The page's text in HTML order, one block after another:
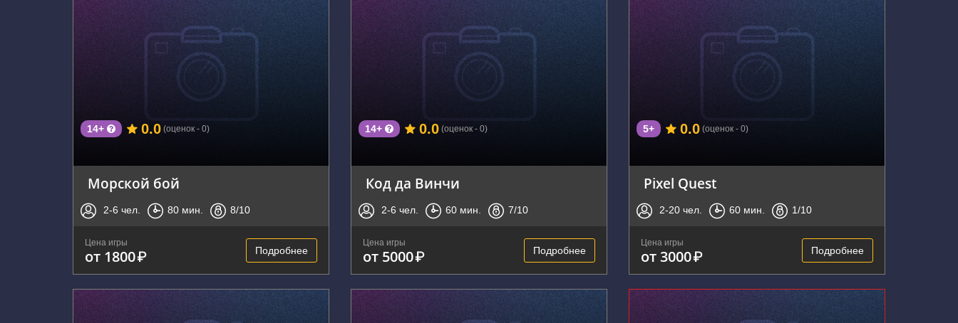
г. Владивосток, Черёмуховая улица, 15
14+ 0.0 (оценок - 0)
Морской бой
2-6 чел. 80 мин. 8/10
Цена игры
от 1800₽ Подробнее
г. Владивосток, Нижнепортовая улица, 1
14+ 0.0 (оценок - 0)
Код да Винчи
2-6 чел. 60 мин. 7/10
Цена игры
от 5000₽ Подробнее
г. Владивосток, улица Калинина, 275
5+ 0.0 (оценок - 0)
Pixel Quest
2-20 чел. 60 мин. 1/10
Цена игры
от 3000₽ Подробнее